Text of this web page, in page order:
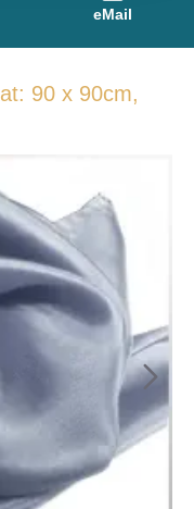
eMail
90 x 90cm,